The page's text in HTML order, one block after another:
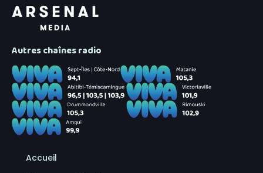
Autres chaînes radio
Accueil